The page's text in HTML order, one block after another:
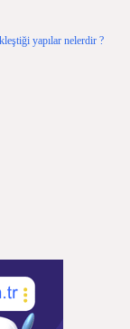
yapılar nelerdir ?